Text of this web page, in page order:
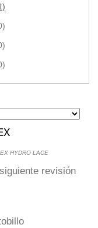
HYDRO LACE
revisión